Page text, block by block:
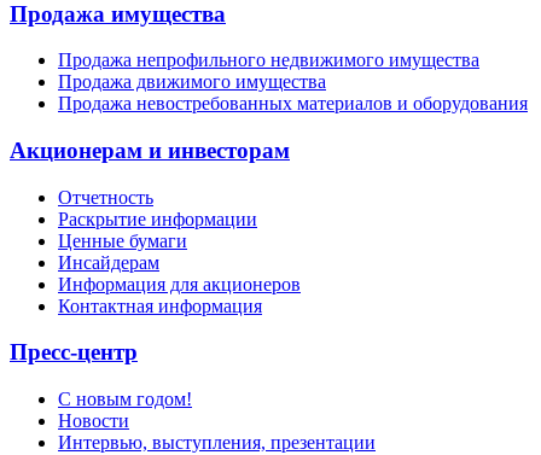
Продажа имущества
Продажа непрофильного недвижимого имущества
Продажа движимого имущества
Продажа невостребованных материалов и оборудования
Акционерам и инвесторам
Отчетность
Раскрытие информации
Ценные бумаги
Инсайдерам
Информация для акционеров
Контактная информация
Пресс-центр
С новым годом!
Новости
Интервью, выступления, презентации